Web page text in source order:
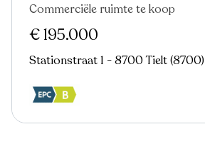
Commerciële ruimte te koop
€ 195.000
Stationstraat 1 - 8700 Tielt (8700)